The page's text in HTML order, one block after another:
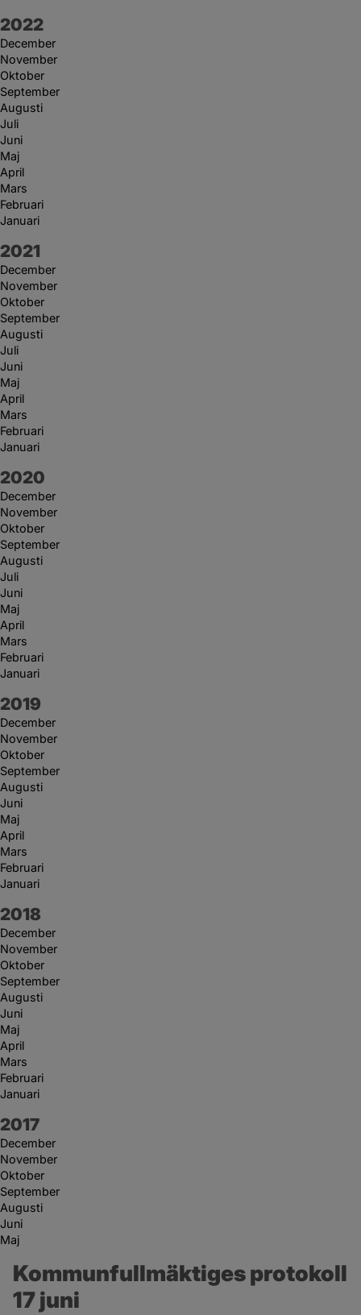
År:
2022
December
November
Oktober
September
Augusti
Juli
Juni
Maj
April
Mars
Februari
Januari
År:
2021
December
November
Oktober
September
Augusti
Juli
Juni
Maj
April
Mars
Februari
Januari
År:
2020
December
November
Oktober
September
Augusti
Juli
Juni
Maj
April
Mars
Februari
Januari
År:
2019
December
November
Oktober
September
Augusti
Juni
Maj
April
Mars
Februari
Januari
År:
2018
December
November
Oktober
September
Augusti
Juni
Maj
April
Mars
Februari
Januari
År:
2017
December
November
Oktober
September
Augusti
Juni
Maj
Kommunfullmäktiges protokoll
17 juni